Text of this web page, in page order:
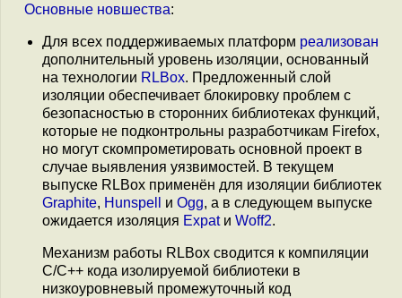
Основные новшества:
Для всех поддерживаемых платформ реализован
дополнительный уровень изоляции, основанный
на технологии RLBox. Предложенный слой
изоляции обеспечивает блокировку проблем с
безопасностью в сторонних библиотеках функций,
которые не подконтрольны разработчикам Firеfox,
но могут скомпрометировать основной проект в
случае выявления уязвимостей. В текущем
выпуске RLBox применён для изоляции библиотек
Graphite, Hunspell и Ogg, а в следующем выпуске
ожидается изоляция Expatи Woff2.
Механизм работы RLBox сводится к компиляции
C/C++ кода изолируемой библиотеки в
низкоуровневый промежуточный код